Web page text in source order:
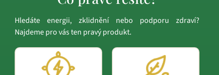
Hledáte energii, zklidnění nebo podporu zdraví?
Najdeme pro vás ten pravý produkt.